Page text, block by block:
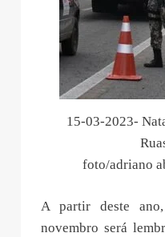
15-03-2023-
foto/adriano
A partir deste
novembro será